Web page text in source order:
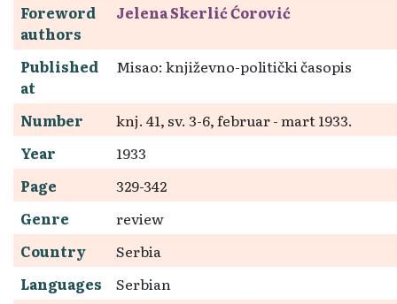
Foreword
authors
Jelena Skerlić Ćorović
Published
at
Misao: književno-politički časopis
Number
knj. 41, sv. 3-6, februar - mart 1933.
Year
1933
Page
329-342
Genre
review
Country
Serbia
Languages
Serbian